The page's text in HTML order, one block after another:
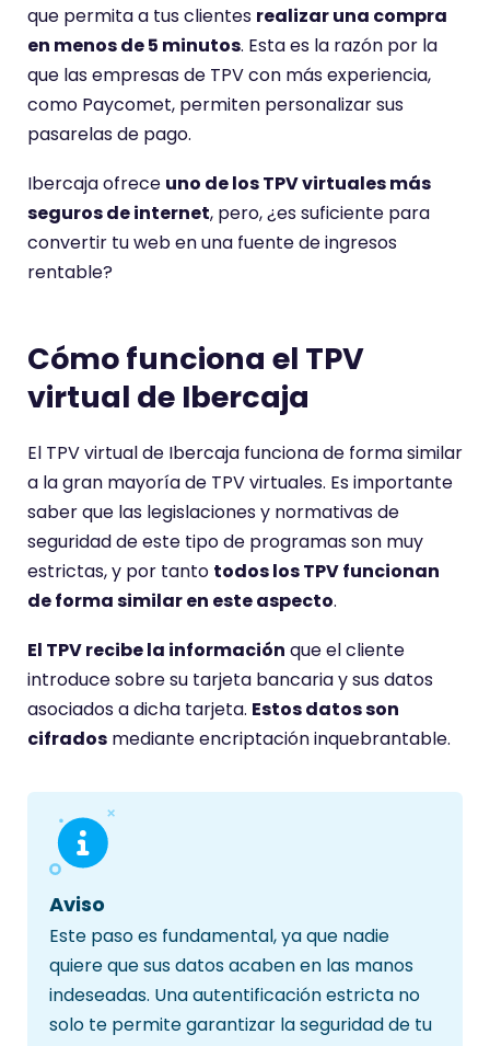
que permita a tus clientes realizar una compra
en menos de 5 minutos. Esta es la razón por la
que las empresas de TPV con más experiencia,
como Paycomet, permiten personalizar sus
pasarelas de pago.
Ibercaja ofrece uno de los TPV virtuales más
seguros de internet, pero, ¿es suficiente para
convertir tu web en una fuente de ingresos
rentable?
Cómo funciona el TPV
virtual de Ibercaja
El TPV virtual de Ibercaja funciona de forma similar
a la gran mayoría de TPV virtuales. Es importante
saber que las legislaciones y normativas de
seguridad de este tipo de programas son muy
estrictas, y por tanto todos los TPV funcionan
de forma similar en este aspecto.
El TPV recibe la información que el cliente
introduce sobre su tarjeta bancaria y sus datos
asociados a dicha tarjeta. Estos datos son
cifrados mediante encriptación inquebrantable.
Aviso
Este paso es fundamental, ya que nadie
quiere que sus datos acaben en las manos
indeseadas. Una autentificación estricta no
solo te permite garantizar la seguridad de tu